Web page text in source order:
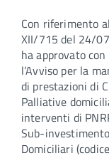
Con riferimento
XII/715 del 24/
ha approvato
l’Avviso per la
di prestazioni di
Palliative
interventi di
Sub-
Domiciliari